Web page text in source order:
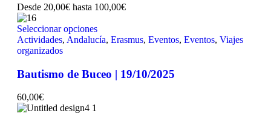
Desde 20,00€ hasta 100,00€
Seleccionar opciones
Actividades, Andalucía, Erasmus, Eventos, Eventos, Viajes
organizados
Bautismo de Buceo | 19/10/2025
60,00€